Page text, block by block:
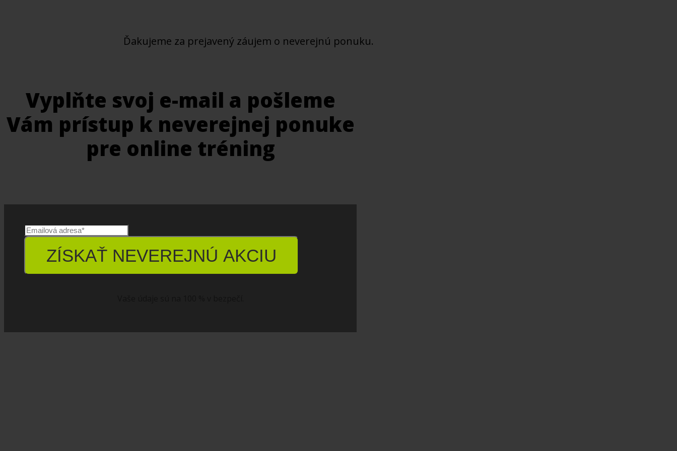
Ďakujeme za prejavený záujem o neverejnú ponuku.
Vyplňte svoj e-mail a pošleme
Vám prístup k neverejnej ponuke
pre online tréning
ZÍSKAŤ NEVEREJNÚ AKCIU